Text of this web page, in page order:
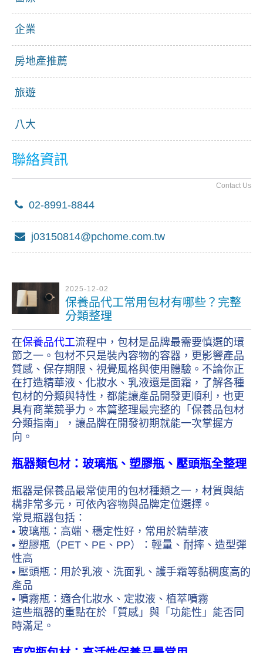
企業
房地產推薦
旅遊
八大
聯絡資訊
Contact Us
02-8991-8844
j03150814@pchome.com.tw
2025-12-02
保養品代工常用包材有哪些？完整
分類整理
在保養品代工流程中，包材是品牌最需要慎選的環
節之一。包材不只是裝內容物的容器，更影響產品
質感、保存期限、視覺風格與使用體驗。不論你正
在打造精華液、化妝水、乳液還是面霜，了解各種
包材的分類與特性，都能讓產品開發更順利，也更
具有商業競爭力。本篇整理最完整的「保養品包材
分類指南」，讓品牌在開發初期就能一次掌握方
向。
瓶器類包材：玻璃瓶、塑膠瓶、壓頭瓶全整理
瓶器是保養品最常使用的包材種類之一，材質與結
構非常多元，可依內容物與品牌定位選擇。
常見瓶器包括：
• 玻璃瓶：高端、穩定性好，常用於精華液
• 塑膠瓶（PET、PE、PP）：輕量、耐摔、造型彈
性高
• 壓頭瓶：用於乳液、洗面乳、護手霜等黏稠度高的
產品
• 噴霧瓶：適合化妝水、定妝液、植萃噴霧
這些瓶器的重點在於「質感」與「功能性」能否同
時滿足。